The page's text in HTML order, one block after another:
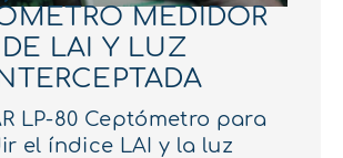
MEDIDOR
DE LAI Y LUZ
LP-80 Ceptómetro para
el índice LAI y la luz